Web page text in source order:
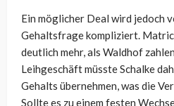
Ein möglicher Deal wird jedoch
Gehaltsfrage kompliziert.
deutlich mehr, als Waldhof
Leihgeschäft müsste Schalke
Gehalts übernehmen, was die
Sollte es zu einem festen